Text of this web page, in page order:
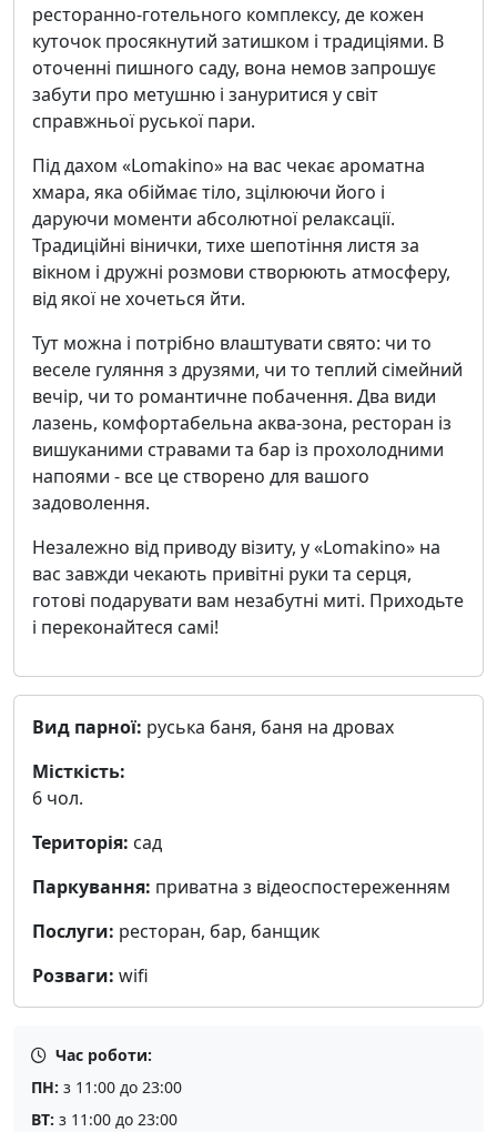
ресторанно-готельного комплексу, де кожен
куточок просякнутий затишком і традиціями. В
оточенні пишного саду, вона немов запрошує
забути про метушню і зануритися у світ
справжньої руської пари.
Під дахом «Lomakino» на вас чекає ароматна
хмара, яка обіймає тіло, зцілюючи його і
даруючи моменти абсолютної релаксації.
Традиційні вінички, тихе шепотіння листя за
вікном і дружні розмови створюють атмосферу,
від якої не хочеться йти.
Тут можна і потрібно влаштувати свято: чи то
веселе гуляння з друзями, чи то теплий сімейний
вечір, чи то романтичне побачення. Два види
лазень, комфортабельна аква-зона, ресторан із
вишуканими стравами та бар із прохолодними
напоями - все це створено для вашого
задоволення.
Незалежно від приводу візиту, у «Lomakino» на
вас завжди чекають привітні руки та серця,
готові подарувати вам незабутні миті. Приходьте
і переконайтеся самі!
Вид парної: руська баня, баня на дровах
Місткість:
6 чол.
Територія: сад
Паркування: приватна з відеоспостереженням
Послуги: ресторан, бар, банщик
Розваги: wifi
Час роботи:
ПН: з 11:00 до 23:00
ВТ: з 11:00 до 23:00